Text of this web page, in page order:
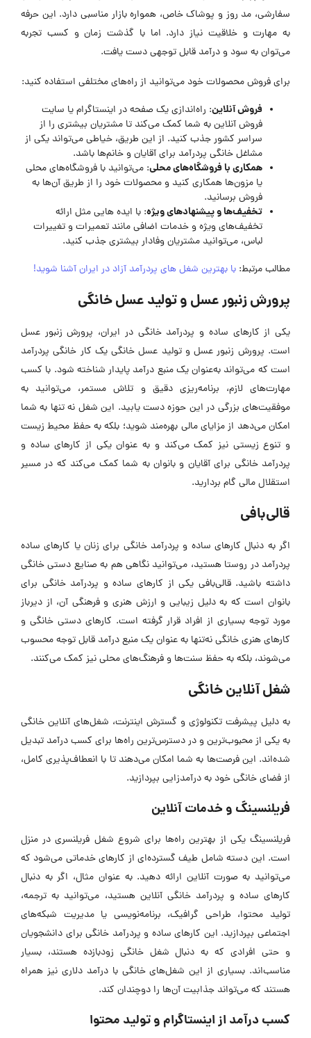
سفارشی، مد روز و پوشاک خاص، همواره بازار مناسبی دارد. این حرفه
به مهارت و خلاقیت نیاز دارد. اما با گذشت زمان و کسب تجربه
می‌توان به سود و درآمد قابل توجهی دست یافت.
برای فروش محصولات خود می‌توانید از راه‌های مختلفی استفاده کنید:
فروش آنلاین: راه‌اندازی یک صفحه در اینستاگرام یا سایت
فروش آنلاین به شما کمک می‌کند تا مشتریان بیشتری را از
سراسر کشور جذب کنید. از این طریق، خیاطی می‌تواند یکی از
مشاغل خانگی پردرآمد برای آقایان و خانم‌ها باشد.
همکاری با فروشگاه‌های محلی: می‌توانید با فروشگاه‌های محلی
یا مزون‌ها همکاری کنید و محصولات خود را از طریق آن‌ها به
فروش برسانید.
تخفیف‌ها و پیشنهادهای ویژه: با ایده هایی مثل ارائه
تخفیف‌های ویژه و خدمات اضافی مانند تعمیرات و تغییرات
لباس، می‌توانید مشتریان وفادار بیشتری جذب کنید.
مطالب مرتبط: با بهترین شغل های پردرآمد آزاد در ایران آشنا شوید!
پرورش زنبور عسل و تولید عسل خانگی
یکی از کارهای ساده و پردرآمد خانگی در ایران، پرورش زنبور عسل
است. پرورش زنبور عسل و تولید عسل خانگی یک کار خانگی پردرآمد
است که می‌تواند به‌عنوان یک منبع درآمد پایدار شناخته شود. با کسب
مهارت‌های لازم، برنامه‌ریزی دقیق و تلاش مستمر، می‌توانید به
موفقیت‌های بزرگی در این حوزه دست یابید. این شغل نه تنها به شما
امکان می‌دهد از مزایای مالی بهره‌مند شوید؛ بلکه به حفظ محیط زیست
و تنوع زیستی نیز کمک می‌کند و به عنوان یکی از کارهای ساده و
پردرآمد خانگی برای آقایان و بانوان به شما کمک می‌کند که در مسیر
استقلال مالی گام بردارید.
قالی‌بافی
اگر به دنبال کارهای ساده و پردرآمد خانگی برای زنان یا کارهای ساده
پردرآمد در روستا هستید، می‌توانید نگاهی هم به صنایع دستی خانگی
داشته باشید. قالی‌بافی یکی از کارهای ساده و پردرآمد خانگی برای
بانوان است که به دلیل زیبایی و ارزش هنری و فرهنگی آن، از دیرباز
مورد توجه بسیاری از افراد قرار گرفته است. کارهای دستی خانگی و
کارهای هنری خانگی نه‌تنها به عنوان یک منبع درآمد قابل توجه محسوب
می‌شوند، بلکه به حفظ سنت‌ها و فرهنگ‌های محلی نیز کمک می‌کنند.
شغل آنلاین خانگی
به دلیل پیشرفت تکنولوژی و گسترش اینترنت، شغل‌های آنلاین خانگی
به یکی از محبوب‌ترین و در دسترس‌ترین راه‌ها برای کسب درآمد تبدیل
شده‌اند. این فرصت‌ها به شما امکان می‌دهند تا با انعطاف‌پذیری کامل،
از فضای خانگی خود به درآمدزایی بپردازید.
فریلنسینگ و خدمات آنلاین
فریلنسینگ یکی از بهترین راه‌ها برای شروع شغل فریلنسری در منزل
است. این دسته شامل طیف گسترده‌ای از کارهای خدماتی می‌شود که
می‌توانید به صورت آنلاین ارائه دهید. به عنوان مثال، اگر به دنبال
کارهای ساده و پردرآمد خانگی آنلاین هستید، می‌توانید به ترجمه،
تولید محتوا، طراحی گرافیک، برنامه‌نویسی یا مدیریت شبکه‌های
اجتماعی بپردازید. این کارهای ساده و پردرآمد خانگی برای دانشجویان
و حتی افرادی که به دنبال شغل خانگی زودبازده هستند، بسیار
مناسب‌اند. بسیاری از این شغل‌های خانگی با درآمد دلاری نیز همراه
هستند که می‌تواند جذابیت آن‌ها را دوچندان کند.
کسب درآمد از اینستاگرام و تولید محتوا